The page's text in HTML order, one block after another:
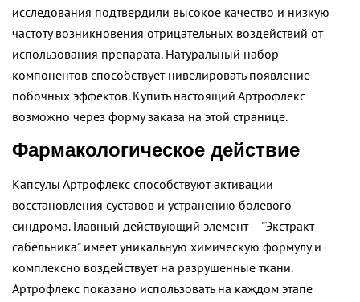
исследования подтвердили высокое качество и низкую
частоту возникновения отрицательных воздействий от
использования препарата. Натуральный набор
компонентов способствует нивелировать появление
побочных эффектов. Купить настоящий Артрофлекс
возможно через форму заказа на этой странице.
Фармакологическое действие
Капсулы Артрофлекс способствуют активации
восстановления суставов и устранению болевого
синдрома. Главный действующий элемент – "Экстракт
сабельника" имеет уникальную химическую формулу и
комплексно воздействует на разрушенные ткани.
Артрофлекс показано использовать на каждом этапе